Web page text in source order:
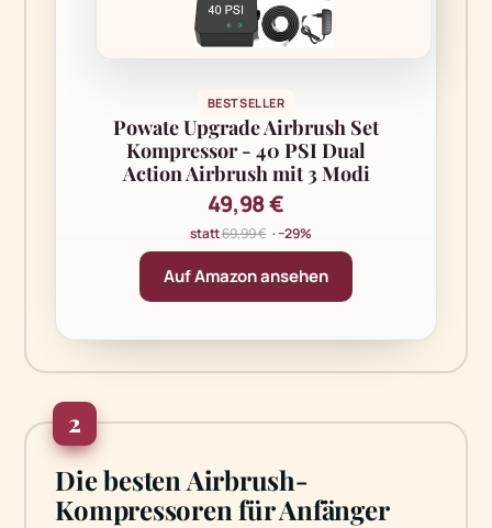
BESTSELLER
Powate Upgrade Airbrush Set
Kompressor - 40 PSI Dual
Action Airbrush mit 3 Modi
49,98 €
statt69,99 € · −29%
Auf Amazon ansehen
2
Die besten Airbrush-
Kompressoren für Anfänger